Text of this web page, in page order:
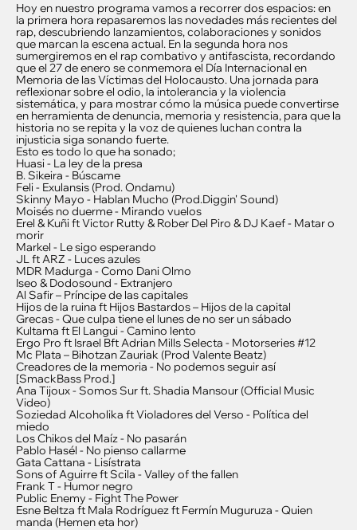
Hoy en nuestro programa vamos a recorrer dos espacios: en
la primera hora repasaremos las novedades más recientes del
rap, descubriendo lanzamientos, colaboraciones y sonidos
que marcan la escena actual. En la segunda hora nos
sumergiremos en el rap combativo y antifascista, recordando
que el 27 de enero se conmemora el Día Internacional en
Memoria de las Víctimas del Holocausto. Una jornada para
reflexionar sobre el odio, la intolerancia y la violencia
sistemática, y para mostrar cómo la música puede convertirse
en herramienta de denuncia, memoria y resistencia, para que la
historia no se repita y la voz de quienes luchan contra la
injusticia siga sonando fuerte.
Esto es todo lo que ha sonado;
Huasi - La ley de la presa
B. Sikeira - Búscame
Feli - Exulansis (Prod. Ondamu)
Skinny Mayo - Hablan Mucho (Prod.Diggin' Sound)
Moisés no duerme - Mirando vuelos
Erel & Kuñi ft Victor Rutty & Rober Del Piro & DJ Kaef - Matar o
morir
Markel - Le sigo esperando
JL ft ARZ - Luces azules
MDR Madurga - Como Dani Olmo
Iseo & Dodosound - Extranjero
Al Safir – Príncipe de las capitales
Hijos de la ruina ft Hijos Bastardos – Hijos de la capital
Grecas - Que culpa tiene el lunes de no ser un sábado
Kultama ft El Langui - Camino lento
Ergo Pro ft Israel Bft Adrian Mills Selecta - Motorseries #12
Mc Plata – Bihotzan Zauriak (Prod Valente Beatz)
Creadores de la memoria - No podemos seguir así
[SmackBass Prod.]
Ana Tijoux - Somos Sur ft. Shadia Mansour (Official Music
Video)
Soziedad Alcoholika ft Violadores del Verso - Política del
miedo
Los Chikos del Maíz - No pasarán
Pablo Hasél - No pienso callarme
Gata Cattana - Lisístrata
Sons of Aguirre ft Scila - Valley of the fallen
Frank T - Humor negro
Public Enemy - Fight The Power
Esne Beltza ft Mala Rodríguez ft Fermín Muguruza - Quien
manda (Hemen eta hor)